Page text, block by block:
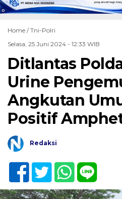
Home /Tni-Polri
Selasa, 25 Juni 2024 - 12:33 WIB
Ditlantas
Urine
Angkutan
Positif
Redaksi